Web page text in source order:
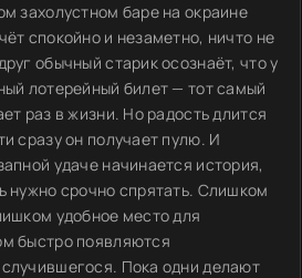
захолустном баре на окраине
спокойно и незаметно, ничто не
обычный старик осознаёт, что у
лотерейный билет — тот самый
раз в жизни. Но радость длится
сразу он получает пулю. И
удаче начинается история,
нужно срочно спрятать. Слишком
удобное место для
быстро появляются
Пока одни делают